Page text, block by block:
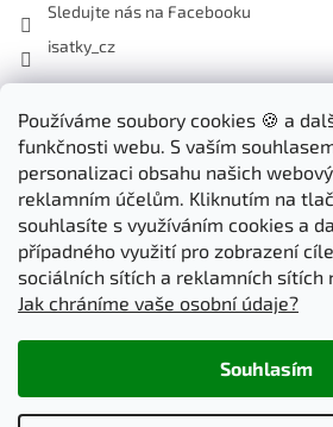
Používáme soubory cookies 🍪 a
funkčnosti webu. S vaším
personalizaci obsahu našich
reklamním účelům. Kliknutím na
souhlasíte s využíváním cookies a
případného využití pro zobrazení
sociálních sítích a reklamních sítích
Jak chráníme vaše osobní údaje?
Souhlasím
Sledujte nás na Facebooku
isatky_cz
Odebírat newsletter
Vložte svůj e-mail a my vám budeme
produktech na našem e-shopu.
E-mail
PŘIHLÁSIT SE